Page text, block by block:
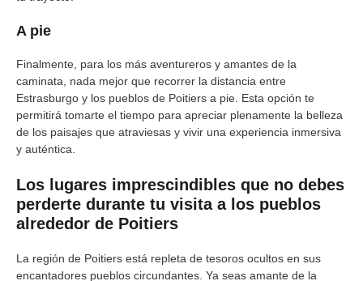
A pie
Finalmente, para los más aventureros y amantes de la
caminata, nada mejor que recorrer la distancia entre
Estrasburgo y los pueblos de Poitiers a pie. Esta opción te
permitirá tomarte el tiempo para apreciar plenamente la belleza
de los paisajes que atraviesas y vivir una experiencia inmersiva
y auténtica.
Los lugares imprescindibles que no debes
perderte durante tu visita a los pueblos
alrededor de Poitiers
La región de Poitiers está repleta de tesoros ocultos en sus
encantadores pueblos circundantes. Ya seas amante de la